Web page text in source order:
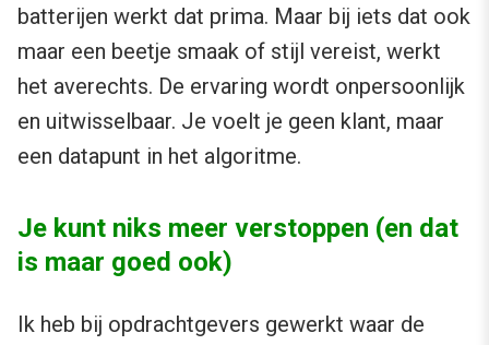
batterijen werkt dat prima. Maar bij iets dat ook
maar een beetje smaak of stijl vereist, werkt
het averechts. De ervaring wordt onpersoonlijk
en uitwisselbaar. Je voelt je geen klant, maar
een datapunt in het algoritme.
Je kunt niks meer verstoppen (en dat
is maar goed ook)
Ik heb bij opdrachtgevers gewerkt waar de